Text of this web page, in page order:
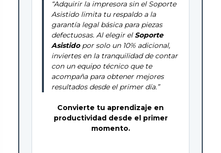
“Adquirir la impresora sin el Soporte
Asistido limita tu respaldo a la
garantía legal básica para piezas
defectuosas. Al elegir el Soporte
Asistidopor solo un 10% adicional,
inviertes en la tranquilidad de contar
con un equipo técnico que te
acompaña para obtener mejores
resultados desde el primer día.”
Convierte tu aprendizaje en
productividad desde el primer
momento.